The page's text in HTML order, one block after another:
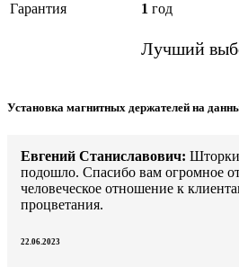
Гарантия
1 год
Лучший
Установка магнитных держателей на
Евгений Станиславович: Шторки
подошло. Спасибо вам огромное
человеческое отношение к
процветания.
22.06.2023